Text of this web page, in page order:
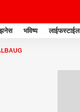
भविष्य लाईफस्टाईल